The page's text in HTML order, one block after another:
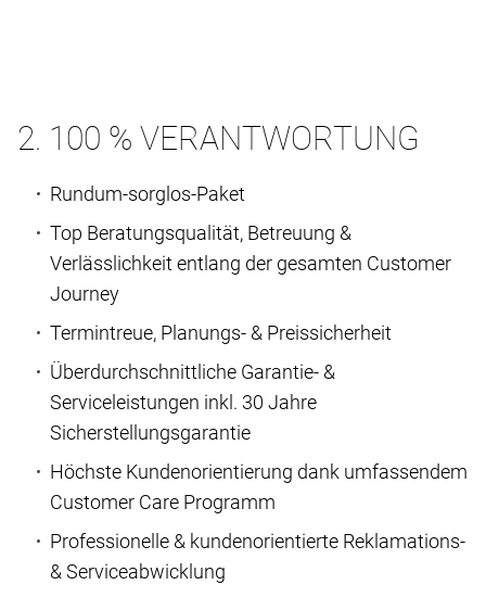
2. 100 % VERANTWORTUNG
Rundum-sorglos-Paket
Top Beratungsqualität, Betreuung &
Verlässlichkeit entlang der gesamten Customer
Journey
Termintreue, Planungs- & Preissicherheit
Überdurchschnittliche Garantie- &
Serviceleistungen inkl. 30 Jahre
Sicherstellungsgarantie
Höchste Kundenorientierung dank umfassendem
Customer Care Programm
Professionelle & kundenorientierte Reklamations-
& Serviceabwicklung